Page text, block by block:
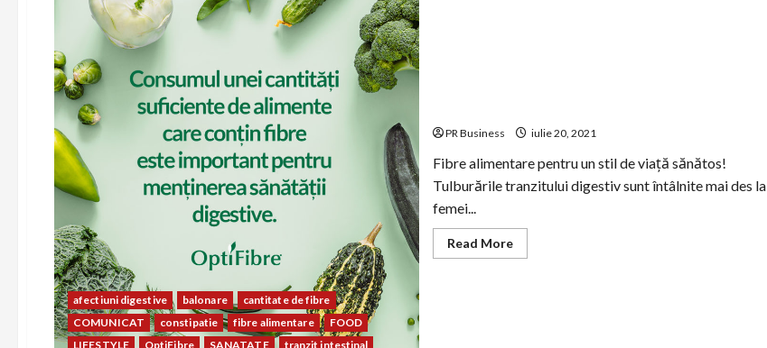
afectiuni digestive balonare
cantitate de fibre
COMUNICAT
constipatie fibre alimentare
FOOD
LIFESTYLE
OptiFibre SANATATE tranzit intestinal
PR Business iulie 20, 2021
Fibre alimentare pentru un stil de viață sănătos!
Tulburările tranzitului digestiv sunt întâlnite mai des la
femei...
Read MoreRead
more